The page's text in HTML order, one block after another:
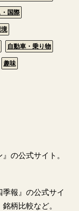
国際
自動車・乗り物
趣味
の公式サイト。
報』の公式サイ
柄比較など。